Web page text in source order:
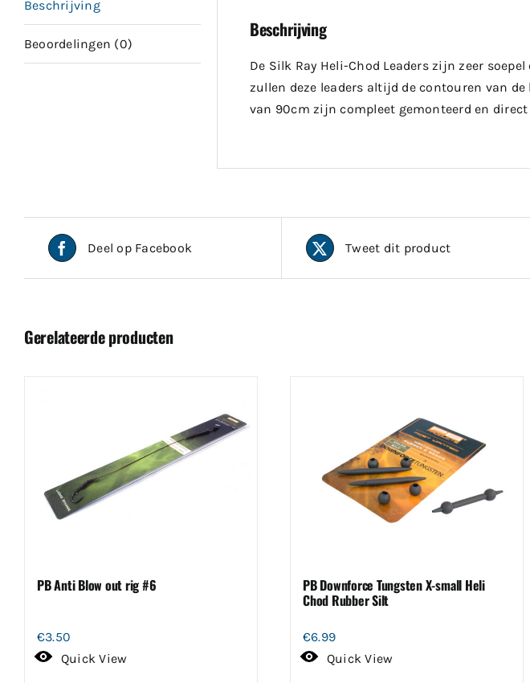
Beschrijving
Beoordelingen (0)
Beschrijving
De Silk Ray Heli-Chod Leaders zijn zeer
zullen deze leaders altijd de contouren van
van 90cm zijn compleet gemonteerd en
Deel op Facebook Tweet dit product
Gerelateerde producten
PB Anti Blow out rig #6
€3.50
Quick View
PB Downforce Tungsten X-small Heli
Chod Rubber Silt
€6.99
Quick View